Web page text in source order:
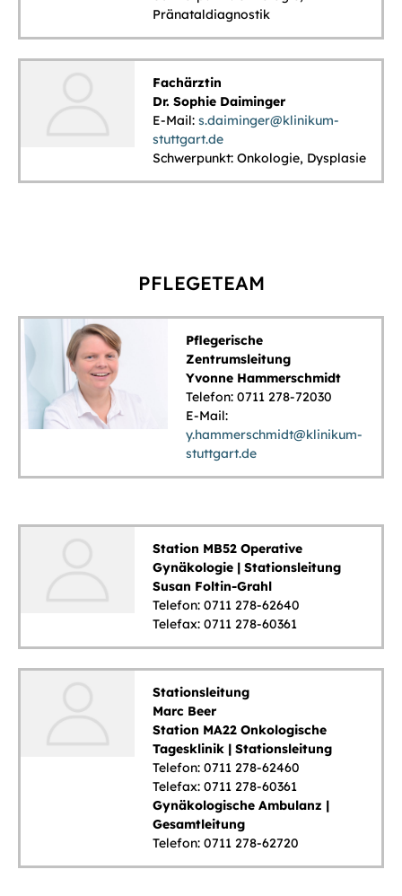
Pränataldiagnostik
Fachärztin
Dr. Sophie Daiminger
E-Mail:s.daiminger@klinikum-
stuttgart.de
Schwerpunkt: Onkologie, Dysplasie
PFLEGETEAM
Pflegerische
Zentrumsleitung
Yvonne Hammerschmidt
Telefon: 0711 278-72030
E-Mail:
y.hammerschmidt@klinikum-
stuttgart.de
Station MB52 Operative
Gynäkologie | Stationsleitung
Susan Foltin-Grahl
Telefon: 0711 278-62640
Telefax: 0711 278-60361
Stationsleitung
Marc Beer
Station MA22 Onkologische
Tagesklinik | Stationsleitung
Telefon: 0711 278-62460
Telefax: 0711 278-60361
Gynäkologische Ambulanz |
Gesamtleitung
Telefon: 0711 278-62720